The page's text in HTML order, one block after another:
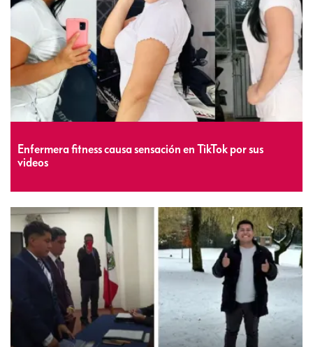
Enfermera fitness causa sensación en TikTok por sus
videos